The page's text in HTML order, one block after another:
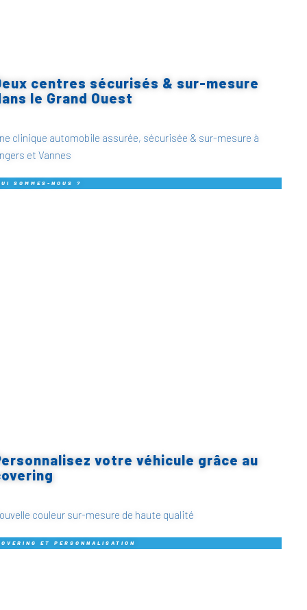
centres sécurisés & sur-mesure
le Grand Ouest
clinique automobile assurée, sécurisée & sur-mesure à
et Vannes
SOMMES-NOUS ?
votre véhicule grâce au
couleur sur-mesure de haute qualité
ET PERSONNALISATION